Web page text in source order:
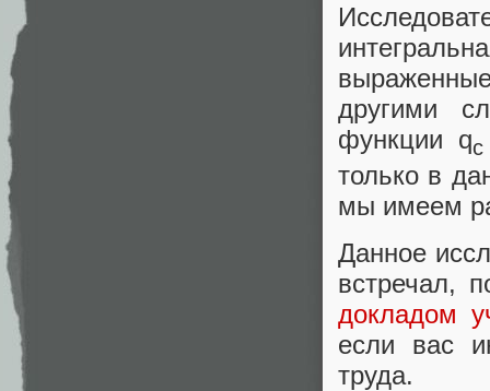
другими
функции qc
только в
мы имеем
Данное
встречал,
докладом
если вас
труда.